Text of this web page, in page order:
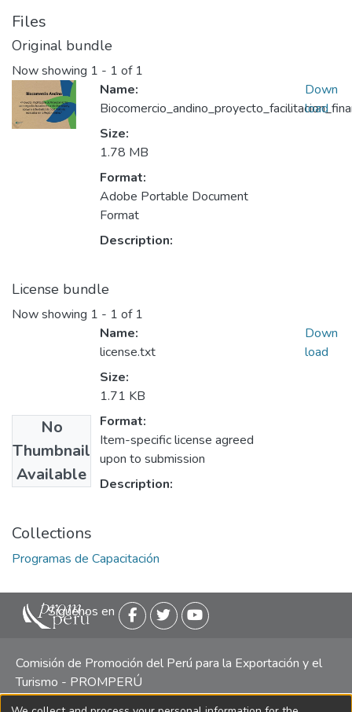
Files
Original bundle
Now showing 1 - 1 of 1
Name:
Size:
1.78 MB
Format:
Adobe Portable Document
Format
Description:
Down
load
License bundle
Now showing 1 - 1 of 1
No
Thumbnail
Available
Name:
license.txt
Size:
1.71 KB
Format:
Item-specific license agreed
upon to submission
Description:
Down
load
Collections
Programas de Capacitación
Siguenos en
Comisión de Promoción del Perú para la Exportación y el
Turismo - PROMPERÚ